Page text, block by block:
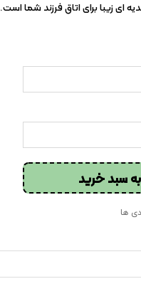
ای زیبا برای اتاق فرزند شما است.
سبد خرید
ها